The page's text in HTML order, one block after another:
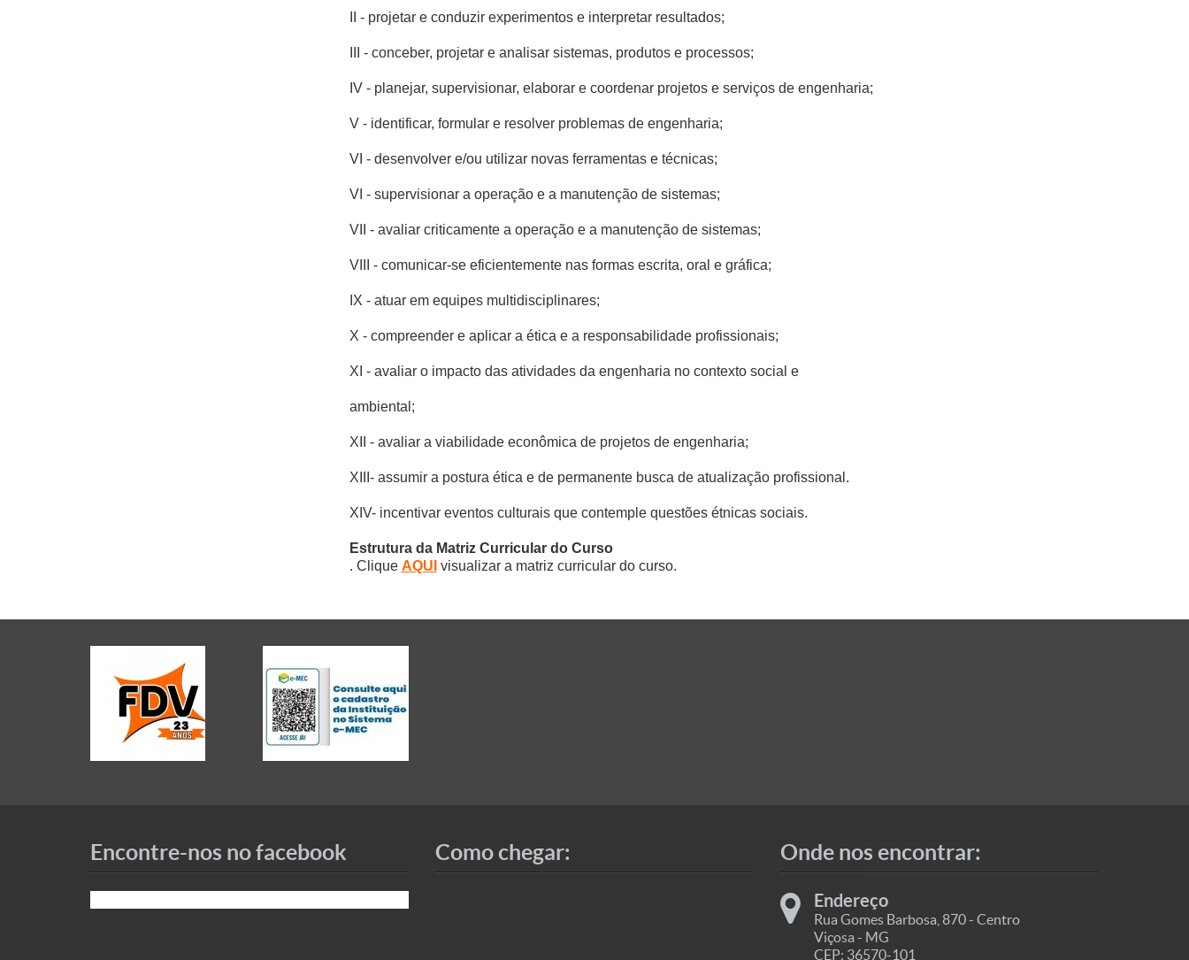
II - projetar e conduzir experimentos e interpretar resultados;
III - conceber, projetar e analisar sistemas, produtos e processos;
IV - planejar, supervisionar, elaborar e coordenar projetos e serviços de engenharia;
V - identificar, formular e resolver problemas de engenharia;
VI - desenvolver e/ou utilizar novas ferramentas e técnicas;
VI - supervisionar a operação e a manutenção de sistemas;
VII - avaliar criticamente a operação e a manutenção de sistemas;
VIII - comunicar-se eficientemente nas formas escrita, oral e gráfica;
IX - atuar em equipes multidisciplinares;
X - compreender e aplicar a ética e a responsabilidade profissionais;
XI - avaliar o impacto das atividades da engenharia no contexto social e
ambiental;
XII - avaliar a viabilidade econômica de projetos de engenharia;
XIII- assumir a postura ética e de permanente busca de atualização profissional.
XIV- incentivar eventos culturais que contemple questões étnicas sociais.
Estrutura da Matriz Curricular do Curso
. Clique AQUI visualizar a matriz curricular do curso.
Encontre-nos no facebook Como chegar: Onde nos encontrar:
Endereço
Rua Gomes Barbosa, 870 - Centro
Viçosa - MG
CEP: 36570-101